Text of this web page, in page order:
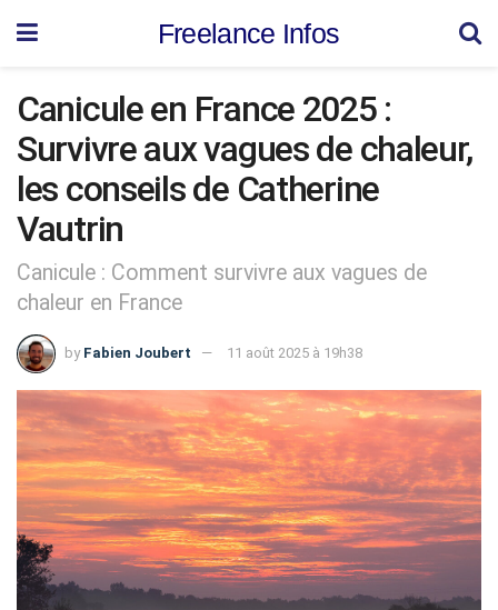
Freelance Infos
Canicule en France 2025 :
Survivre aux vagues de chaleur,
les conseils de Catherine
Vautrin
Canicule : Comment survivre aux vagues de
chaleur en France
by Fabien Joubert 11 août 2025 à 19h38